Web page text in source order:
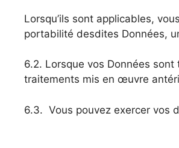
Lorsqu’ils sont applicables,
portabilité desdites Données,
6.2. Lorsque vos Données
traitements mis en œuvre
6.3. Vous pouvez exercer vos